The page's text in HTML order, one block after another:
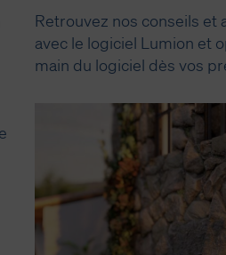
Retrouvez nos conseils
avec le logiciel Lumion et
main du logiciel dès vos